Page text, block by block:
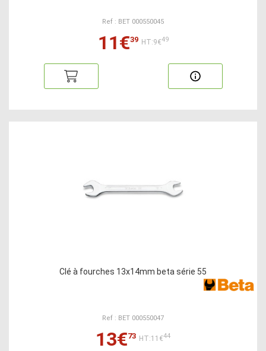
Ref : BET 000550045
11€39 HT:9€49
Clé à fourches 13x14mm beta série 55
Ref : BET 000550047
13€73 HT:11€44